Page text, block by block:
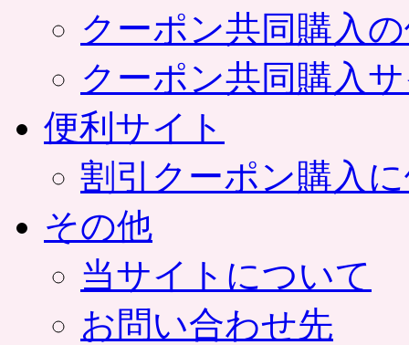
クーポン共同購入
クーポン共同購入
便利サイト
割引クーポン購入
その他
当サイトについて
お問い合わせ先